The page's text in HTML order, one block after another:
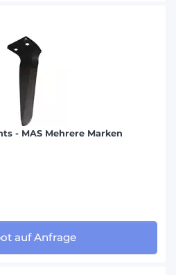
- MAS Mehrere Marken
auf Anfrage